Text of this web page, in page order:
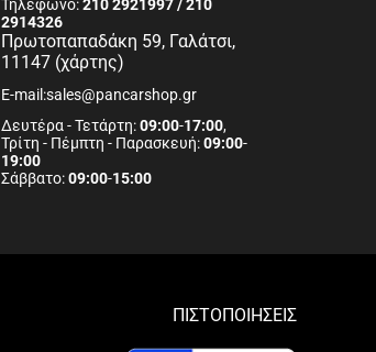
Τηλέφωνο:210 2921997 / 210
2914326
Πρωτοπαπαδάκη 59, Γαλάτσι,
11147 (χάρτης)
E-mail:sales@pancarshop.gr
Δευτέρα - Τετάρτη:09:00-17:00,
Τρίτη - Πέμπτη - Παρασκευή:09:00-
19:00
Σάββατο:09:00-15:00
ΠΙΣΤΟΠΟΙΗΣΕΙΣ